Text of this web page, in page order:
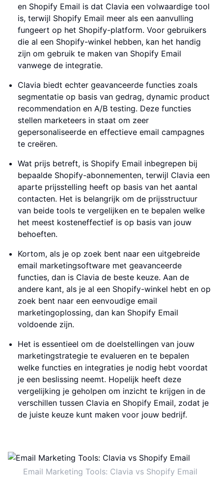
en Shopify Email is dat Clavia een volwaardige tool
is, terwijl Shopify Email meer als een aanvulling
fungeert op het Shopify-platform. Voor gebruikers
die al een Shopify-winkel hebben, kan het handig
zijn om gebruik te maken van Shopify Email
vanwege de integratie.
Clavia biedt echter geavanceerde functies zoals
segmentatie op basis van gedrag, dynamic product
recommendation en A/B testing. Deze functies
stellen marketeers in staat om zeer
gepersonaliseerde en effectieve email campagnes
te creëren.
Wat prijs betreft, is Shopify Email inbegrepen bij
bepaalde Shopify-abonnementen, terwijl Clavia een
aparte prijsstelling heeft op basis van het aantal
contacten. Het is belangrijk om de prijsstructuur
van beide tools te vergelijken en te bepalen welke
het meest kosteneffectief is op basis van jouw
behoeften.
Kortom, als je op zoek bent naar een uitgebreide
email marketingsoftware met geavanceerde
functies, dan is Clavia de beste keuze. Aan de
andere kant, als je al een Shopify-winkel hebt en op
zoek bent naar een eenvoudige email
marketingoplossing, dan kan Shopify Email
voldoende zijn.
Het is essentieel om de doelstellingen van jouw
marketingstrategie te evalueren en te bepalen
welke functies en integraties je nodig hebt voordat
je een beslissing neemt. Hopelijk heeft deze
vergelijking je geholpen om inzicht te krijgen in de
verschillen tussen Clavia en Shopify Email, zodat je
de juiste keuze kunt maken voor jouw bedrijf.
Email Marketing Tools: Clavia vs Shopify Email